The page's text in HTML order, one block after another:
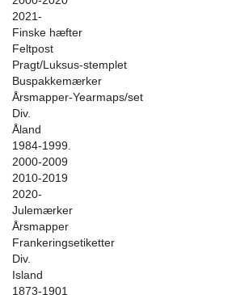
2021-
Finske hæfter
Feltpost
Pragt/Luksus-stemplet
Buspakkemærker
Årsmapper-Yearmaps/set
Div.
Åland
1984-1999.
2000-2009
2010-2019
2020-
Julemærker
Årsmapper
Frankeringsetiketter
Div.
Island
1873-1901